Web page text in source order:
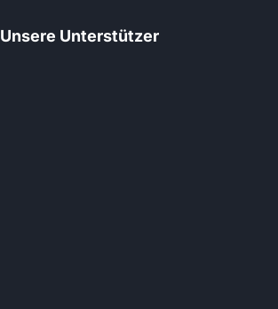
Unsere Unterstützer